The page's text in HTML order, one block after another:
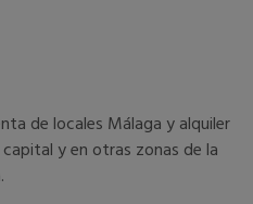
de locales Málaga y alquiler
y en otras zonas de la